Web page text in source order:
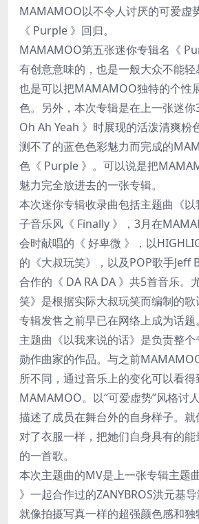
MAMAMOO以不令人讨厌的可爱虚
《 Purple 》回归。
MAMAMOO第五张迷你专辑名《
有创意意味的，也是一般大众不能
也是可以把MAMAMOO独特的个性
色。另外，本次专辑是在上一张迷
Oh Ah Yeah 》时展现的活泼清爽粉
测不了的蓝色色彩魅力而完成的
色《 Purple 》。可以说是把
魅力完全放进去的一张专辑。
本次迷你专辑收录曲包括主题曲《
子音乐风《 Finally 》，3月在
会时献唱的《 好卑微 》，以
的《大叔玩笑》，以及POP歌手Jeff
合作的《 DA RA DA 》共5首音乐。
笑》是根据实际大叔玩笑而编制的
专辑发售之前早已在网络上成为话题。
主题曲《以我来说的话》是负责整
勋作曲家的作品。与之前
所不同，通过音乐上的变化可以看
MAMAMOO。以“可爱虚势”风格讨
描述了成员在舞台外的自身样子。
对了衣服一样，把她们自身具有的
的一首歌。
本次主题曲的MV是上一张专辑主题
》一起合作过的ZANYBROS洪元基导
就像拍摄写真一样的超强颜色感和